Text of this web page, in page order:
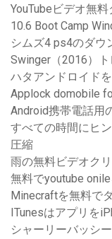
YouTubeビデオ無
10.6 Boot Camp
シムズ4 ps4のダウ
Swinger（2016）
ハタアンドロイド
Applock domobile
Android携帯電話用
すべての時間にヒ
圧縮
雨の無料ビデオク
無料でyoutube
Minecraftを無料で
ITunesはアプリを
シャーリーバッシ